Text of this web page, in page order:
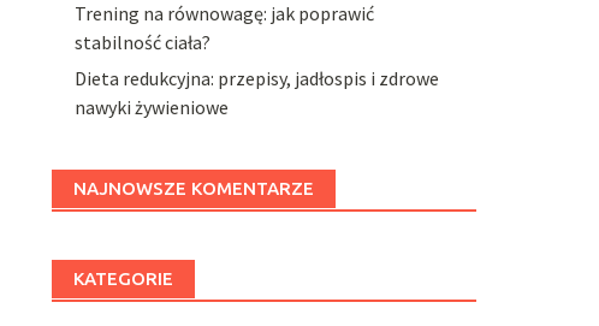
Trening na równowagę: jak poprawić
stabilność ciała?
Dieta redukcyjna: przepisy, jadłospis i zdrowe
nawyki żywieniowe
NAJNOWSZE KOMENTARZE
KATEGORIE